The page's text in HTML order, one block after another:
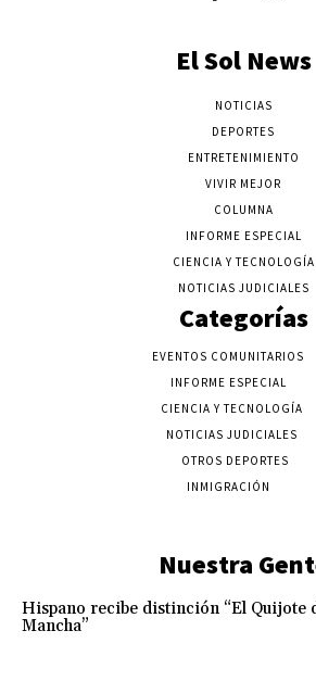
El Sol News
NOTICIAS
DEPORTES
ENTRETENIMIENTO
VIVIR MEJOR
COLUMNA
INFORME ESPECIAL
CIENCIA Y TECNOLOGÍA
NOTICIAS JUDICIALES
Categorías
EVENTOS COMUNITARIOS
INFORME ESPECIAL
CIENCIA Y TECNOLOGÍA
NOTICIAS JUDICIALES
OTROS DEPORTES
INMIGRACIÓN
Nuestra
Hispano recibe distinción “El Quijote
Mancha”